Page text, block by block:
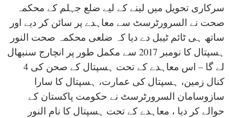
سرکاری تحویل میں لینے کے لیے ضلع جہلم کے محکمہ
صحت نے السرورٹرسٹ سے معاہدے پر سائن کر دیے اور
ساتھ ہی ٹائم ٹیبل دے دیا کہ ضلعی محکمہ صحت النور
ہسپتال کا نومبر 2017 سے مکمل طور پر انچارج سنبھال
لے گا – اس معاہدے کے تحت ہسپتال کے صحن کی 4
کنال زمین، ہسپتال کی عمارت، ہسپتال کا سارا
سازوسامان السرورٹرسٹ نے حکومت پاکستان کے
حوالے کر دیا ، معاہدے کے تحت ہسپتال کا نام النور